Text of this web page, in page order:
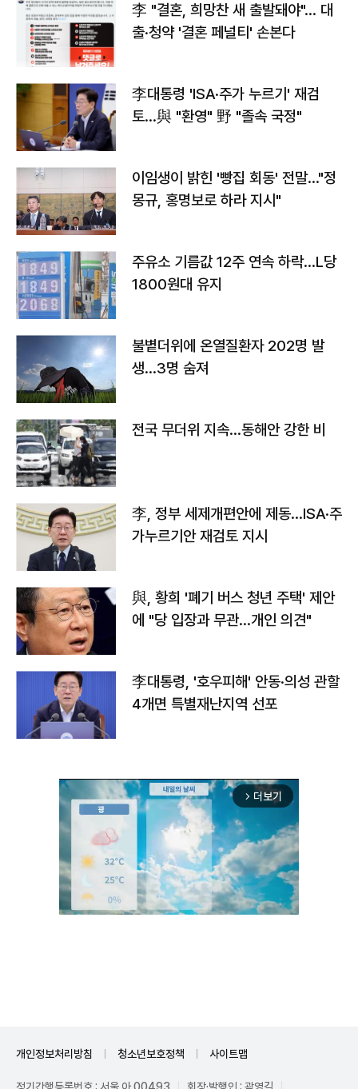
李 "결혼, 희망찬 새 출발돼야"… 대
출·청약 '결혼 페널티' 손본다
李대통령 'ISA·주가 누르기' 재검
토…與 "환영" 野 "졸속 국정"
이임생이 밝힌 '빵집 회동' 전말…"정
몽규, 홍명보로 하라 지시"
주유소 기름값 12주 연속 하락…L당
1800원대 유지
불볕더위에 온열질환자 202명 발
생…3명 숨져
전국 무더위 지속…동해안 강한 비
李, 정부 세제개편안에 제동…ISA·주
가누르기안 재검토 지시
與, 황희 '폐기 버스 청년 주택' 제안
에 "당 입장과 무관…개인 의견"
李대통령, '호우피해' 안동·의성 관할
4개면 특별재난지역 선포
arrow_forward_ios 더보기
개인정보처리방침 청소년보호정책 사이트맵